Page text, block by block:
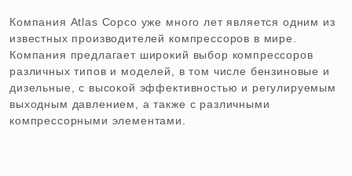
Компания Atlas Copco уже много лет является одним из
известных производителей компрессоров в мире.
Компания предлагает широкий выбор компрессоров
различных типов и моделей, в том числе бензиновые и
дизельные, с высокой эффективностью и регулируемым
выходным давлением, а также с различными
компрессорными элементами.